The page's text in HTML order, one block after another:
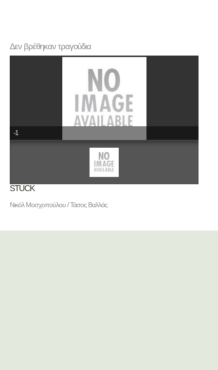
Δεν βρέθηκαν τραγούδια
-1
STUCK
Νικόλ Μοσχοπούλου / Τάσος Βαλλάς